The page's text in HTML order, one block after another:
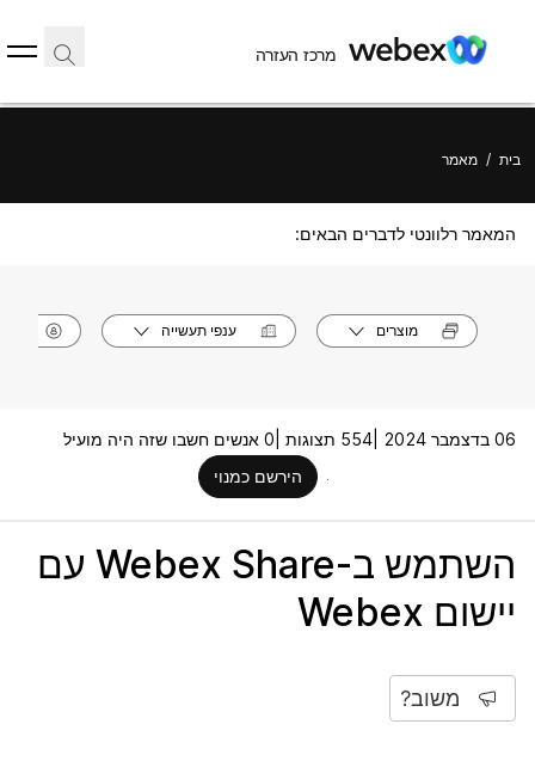
מרכז העזרה
בית / מאמר
המאמר רלוונטי לדברים הבאים:
מוצרים ענפי תעשייה
06 בדצמבר 2024 | 554 תצוגות |
0 אנשים חשבו שזה היה מועיל
הירשם כמנוי
השתמש ב-Webex Share עם
יישום Webex
משוב?